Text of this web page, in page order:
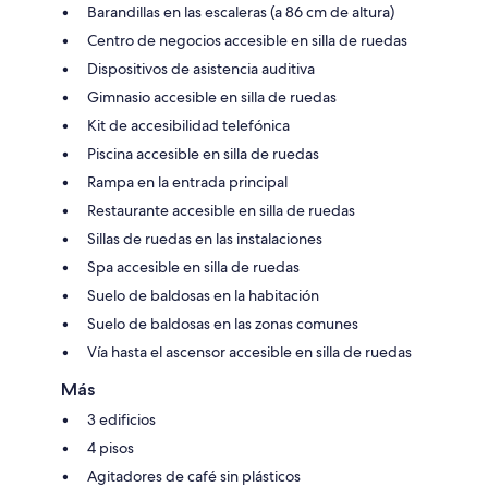
Barandillas en las escaleras (a 86 cm de altura)
Centro de negocios accesible en silla de ruedas
Dispositivos de asistencia auditiva
Gimnasio accesible en silla de ruedas
Kit de accesibilidad telefónica
Piscina accesible en silla de ruedas
Rampa en la entrada principal
Restaurante accesible en silla de ruedas
Sillas de ruedas en las instalaciones
Spa accesible en silla de ruedas
Suelo de baldosas en la habitación
Suelo de baldosas en las zonas comunes
Vía hasta el ascensor accesible en silla de ruedas
Más
3 edificios
4 pisos
Agitadores de café sin plásticos